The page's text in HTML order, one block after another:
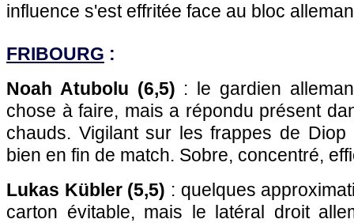
influence s'est effritée face au bloc
FRIBOURG :
Noah Atubolu (6,5) : le gardien
chose à faire, mais a répondu présent
chauds. Vigilant sur les frappes de
bien en fin de match. Sobre, concentré,
Lukas Kübler (5,5) : quelques
carton évitable, mais le latéral droit